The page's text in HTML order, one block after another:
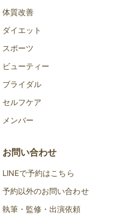
体質改善
ダイエット
スポーツ
ビューティー
ブライダル
セルフケア
メンバー
お問い合わせ
LINEで予約はこちら
予約以外のお問い合わせ
執筆・監修・出演依頼